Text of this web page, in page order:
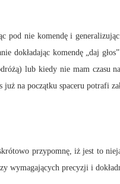
pod nie komendę i
komendę „daj
lub kiedy nie mam czasu
na początku spaceru potrafi
przypomnę, iż jest to
wymagających precyzji i